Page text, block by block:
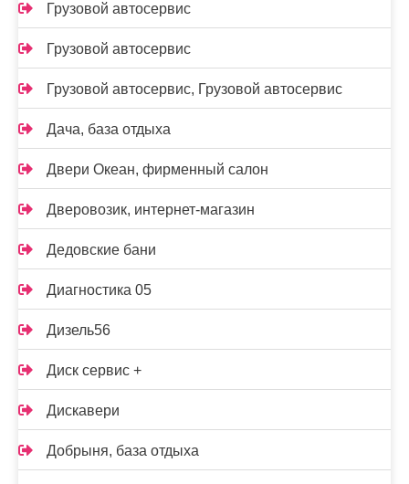
Грузовой автосервис
Грузовой автосервис
Грузовой автосервис, Грузовой автосервис
Дача, база отдыха
Двери Океан, фирменный салон
Дверовозик, интернет-магазин
Дедовские бани
Диагностика 05
Дизель56
Диск сервис +
Дискавери
Добрыня, база отдыха